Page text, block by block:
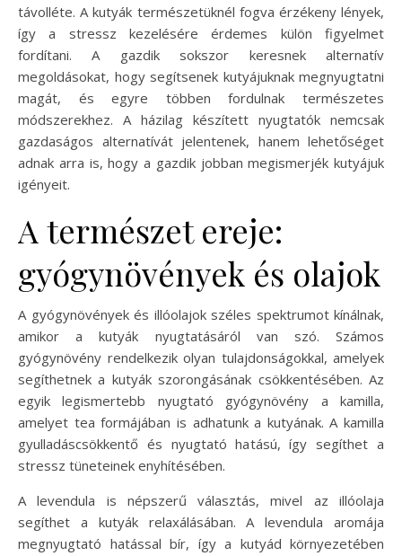
távolléte. A kutyák természetüknél fogva érzékeny lények,
így a stressz kezelésére érdemes külön figyelmet
fordítani. A gazdik sokszor keresnek alternatív
megoldásokat, hogy segítsenek kutyájuknak megnyugtatni
magát, és egyre többen fordulnak természetes
módszerekhez. A házilag készített nyugtatók nemcsak
gazdaságos alternatívát jelentenek, hanem lehetőséget
adnak arra is, hogy a gazdik jobban megismerjék kutyájuk
igényeit.
A természet ereje:
gyógynövények és olajok
A gyógynövények és illóolajok széles spektrumot kínálnak,
amikor a kutyák nyugtatásáról van szó. Számos
gyógynövény rendelkezik olyan tulajdonságokkal, amelyek
segíthetnek a kutyák szorongásának csökkentésében. Az
egyik legismertebb nyugtató gyógynövény a kamilla,
amelyet tea formájában is adhatunk a kutyának. A kamilla
gyulladáscsökkentő és nyugtató hatású, így segíthet a
stressz tüneteinek enyhítésében.
A levendula is népszerű választás, mivel az illóolaja
segíthet a kutyák relaxálásában. A levendula aromája
megnyugtató hatással bír, így a kutyád környezetében